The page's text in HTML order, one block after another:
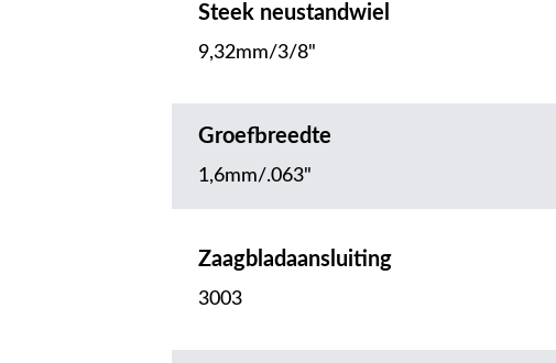
Steek neustandwiel
9,32mm/3/8"
Groefbreedte
1,6mm/.063"
Zaagbladaansluiting
3003